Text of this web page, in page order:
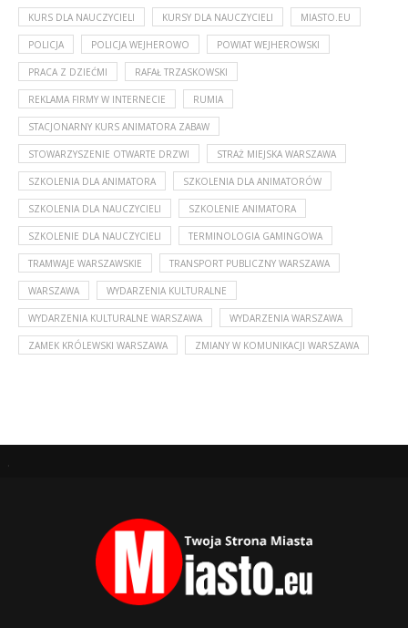
KURS DLA NAUCZYCIELI KURSY DLA NAUCZYCIELI MIASTO.EU
POLICJA POLICJA WEJHEROWO POWIAT WEJHEROWSKI
PRACA Z DZIEĆMI RAFAŁ TRZASKOWSKI
REKLAMA FIRMY W INTERNECIE RUMIA
STACJONARNY KURS ANIMATORA ZABAW
STOWARZYSZENIE OTWARTE DRZWI STRAŻ MIEJSKA WARSZAWA
SZKOLENIA DLA ANIMATORA SZKOLENIA DLA ANIMATORÓW
SZKOLENIA DLA NAUCZYCIELI SZKOLENIE ANIMATORA
SZKOLENIE DLA NAUCZYCIELI TERMINOLOGIA GAMINGOWA
TRAMWAJE WARSZAWSKIE TRANSPORT PUBLICZNY WARSZAWA
WARSZAWA WYDARZENIA KULTURALNE
WYDARZENIA KULTURALNE WARSZAWA WYDARZENIA WARSZAWA
ZAMEK KRÓLEWSKI WARSZAWA ZMIANY W KOMUNIKACJI WARSZAWA